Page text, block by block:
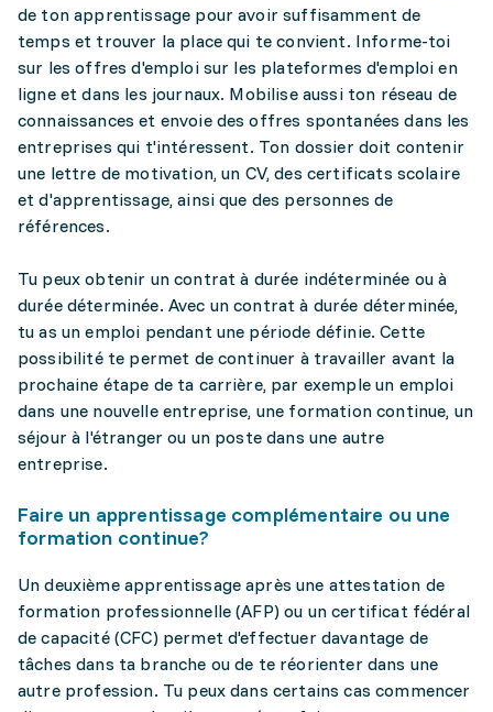
de ton apprentissage pour avoir suffisamment de
temps et trouver la place qui te convient. Informe-toi
sur les offres d'emploi sur les plateformes d'emploi en
ligne et dans les journaux. Mobilise aussi ton réseau de
connaissances et envoie des offres spontanées dans les
entreprises qui t'intéressent. Ton dossier doit contenir
une lettre de motivation, un CV, des certificats scolaire
et d'apprentissage, ainsi que des personnes de
références.
Tu peux obtenir un contrat à durée indéterminée ou à
durée déterminée. Avec un contrat à durée déterminée,
tu as un emploi pendant une période définie. Cette
possibilité te permet de continuer à travailler avant la
prochaine étape de ta carrière, par exemple un emploi
dans une nouvelle entreprise, une formation continue, un
séjour à l'étranger ou un poste dans une autre
entreprise.
Faire un apprentissage complémentaire ou une
formation continue?
Un deuxième apprentissage après une attestation de
formation professionnelle (AFP) ou un certificat fédéral
de capacité (CFC) permet d'effectuer davantage de
tâches dans ta branche ou de te réorienter dans une
autre profession. Tu peux dans certains cas commencer